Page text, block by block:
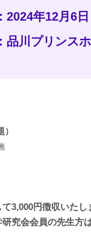
2024年12月6
品川プリンス
3,000円徴収いたし
究会会員の先生方